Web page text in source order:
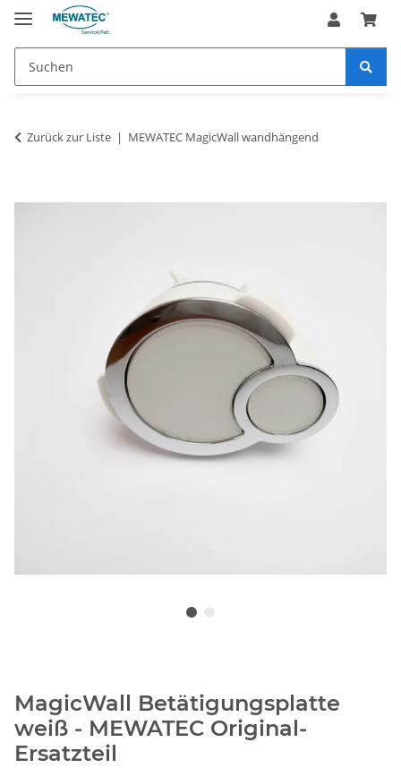
Zurück zur Liste MEWATEC MagicWall wandhängend
MagicWall Betätigungsplatte
weiß - MEWATEC Original-
Ersatzteil